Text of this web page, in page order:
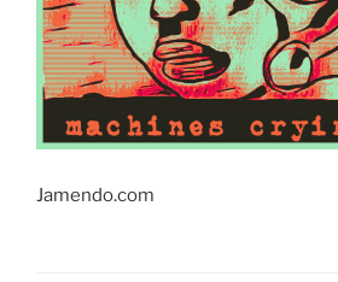
Jamendo.com